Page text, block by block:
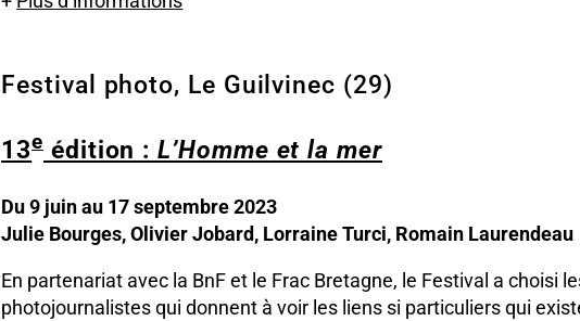
Festival photo, Le Guilvinec (29)
13e édition :L’Homme et la mer
Du 9 juin au 17 septembre 2023
Julie Bourges, Olivier Jobard, Lorraine Turci, Romain Laurendeau
En partenariat avec la BnF et le Frac Bretagne, le Festival a choisi
photojournalistes qui donnent à voir les liens si particuliers qui